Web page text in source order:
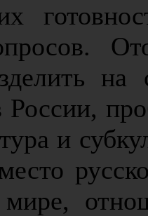
на
России,
и
мире,